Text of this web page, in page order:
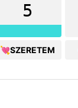
5
💘SZERETEM